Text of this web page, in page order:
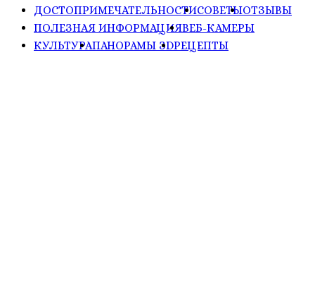
ДОСТОПРИМЕЧАТЕЛЬНОСТИСОВЕТЫОТЗЫВЫ
ПОЛЕЗНАЯ ИНФОРМАЦИЯВЕБ-КАМЕРЫ
КУЛЬТУРАПАНОРАМЫ ЗDРЕЦЕПТЫ